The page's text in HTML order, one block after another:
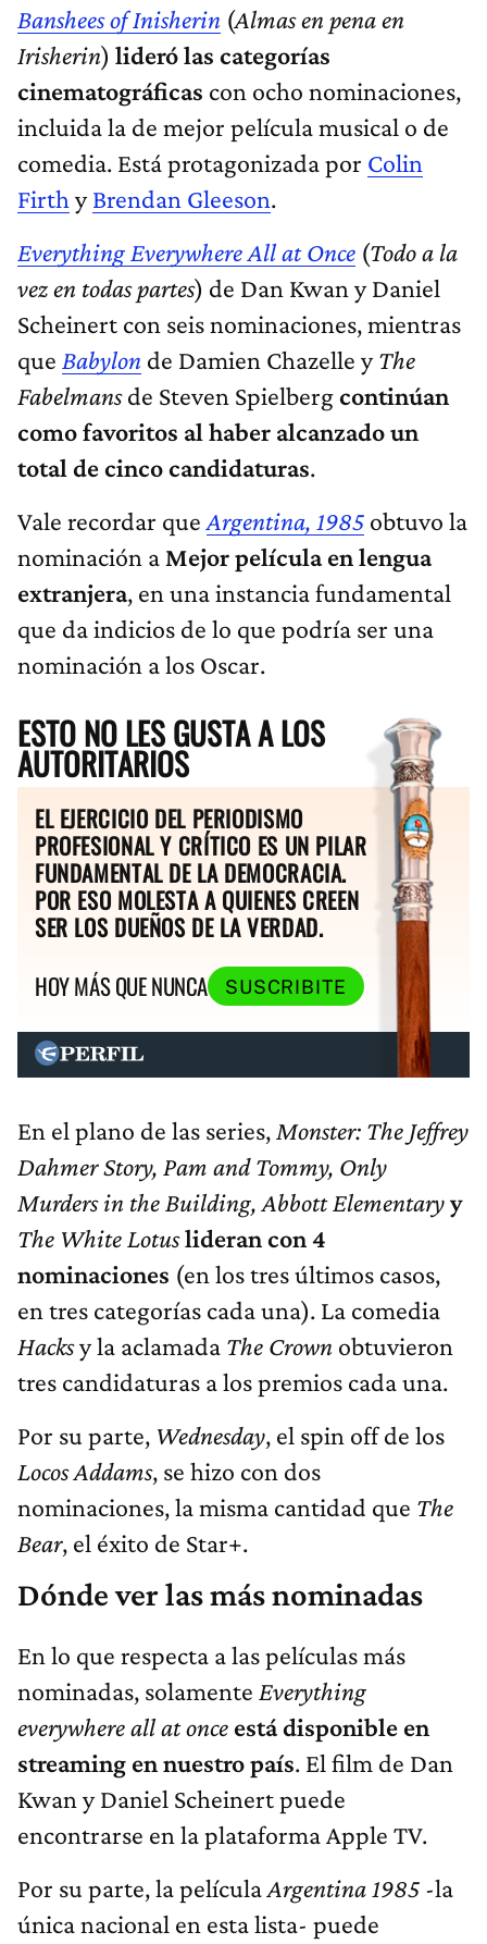
Banshees of Inisherin (Almas en pena en
Irisherin) lideró las categorías
cinematográficas con ocho nominaciones,
incluida la de mejor película musical o de
comedia. Está protagonizada por Colin
Firth yBrendan Gleeson.
Everything Everywhere All at Once (Todo a la
vez en todas partes) de Dan Kwan y Daniel
Scheinert con seis nominaciones, mientras
que Babylon de Damien Chazelle yThe
Fabelmansde Steven Spielbergcontinúan
como favoritos al haber alcanzado un
total de cinco candidaturas.
Vale recordar que Argentina, 1985 obtuvo la
nominación a Mejor película en lengua
extranjera, en una instancia fundamental
que da indicios de lo que podría ser una
nominación a los Oscar.
ESTO NO LES GUSTA A LOS
AUTORITARIOS
EL EJERCICIO DEL PERIODISMO
PROFESIONAL Y CRÍTICO ES UN PILAR
FUNDAMENTAL DE LA DEMOCRACIA.
POR ESO MOLESTA A QUIENES CREEN
SER LOS DUEÑOS DE LA VERDAD.
HOY MÁS QUE NUNCA
SUSCRIBITE
En el plano de las series, Monster: The Jeffrey
Dahmer Story, Pam and Tommy, Only
Murders in the Building, Abbott Elementaryy
The White Lotuslideran con 4
nominaciones (en los tres últimos casos,
en tres categorías cada una). La comedia
Hacksy la aclamada The Crown obtuvieron
tres candidaturas a los premios cada una.
Por su parte, Wednesday, el spin off de los
Locos Addams, se hizo con dos
nominaciones, la misma cantidad que The
Bear, el éxito de Star+.
Dónde ver las más nominadas
En lo que respecta a las películas más
nominadas, solamente Everything
everywhere all at once está disponible en
streaming en nuestro país. El film de Dan
Kwan y Daniel Scheinert puede
encontrarse en la plataforma Apple TV.
Por su parte, la películaArgentina 1985 -la
única nacional en esta lista- puede